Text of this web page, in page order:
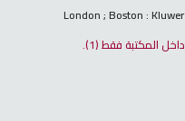
London ; Boston :
داخل المكتبة فقط(1).